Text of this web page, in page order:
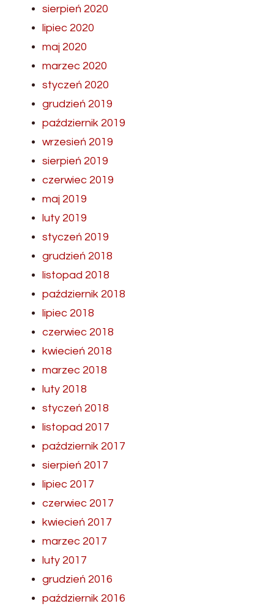
sierpień 2020
lipiec 2020
maj 2020
marzec 2020
styczeń 2020
grudzień 2019
październik 2019
wrzesień 2019
sierpień 2019
czerwiec 2019
maj 2019
luty 2019
styczeń 2019
grudzień 2018
listopad 2018
październik 2018
lipiec 2018
czerwiec 2018
kwiecień 2018
marzec 2018
luty 2018
styczeń 2018
listopad 2017
październik 2017
sierpień 2017
lipiec 2017
czerwiec 2017
kwiecień 2017
marzec 2017
luty 2017
grudzień 2016
październik 2016